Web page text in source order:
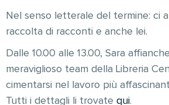
Nel senso letterale del termine: ci
raccolta di racconti e anche lei.
Dalle 10.00 alle 13.00, Sara
meraviglioso team della Libreria
cimentarsi nel lavoro più
Tutti i dettagli li trovate qui.